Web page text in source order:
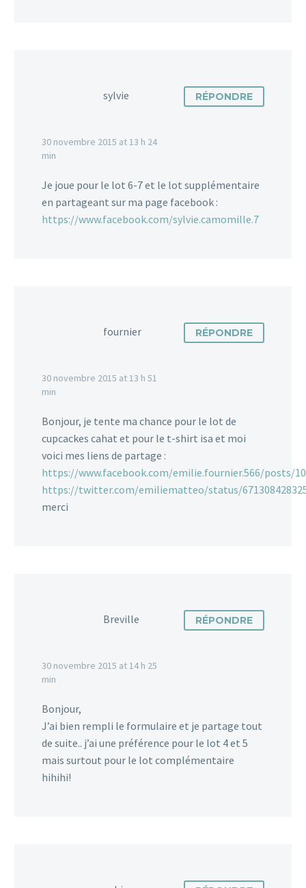
sylvie
30 novembre 2015 at 13 h 24
min
RÉPONDRE
Je joue pour le lot 6-7 et le lot supplémentaire
en partageant sur ma page facebook :
https://www.facebook.com/sylvie.camomille.7
fournier
30 novembre 2015 at 13 h 51
min
RÉPONDRE
Bonjour, je tente ma chance pour le lot de
cupcackes cahat et pour le t-shirt isa et moi
voici mes liens de partage :
https://www.facebook.com/emilie.fournier.566/posts/
https://twitter.com/emiliematteo/status/
merci
Breville
30 novembre 2015 at 14 h 25
min
RÉPONDRE
Bonjour,
J’ai bien rempli le formulaire et je partage tout
de suite.. j’ai une préférence pour le lot 4 et 5
mais surtout pour le lot complémentaire
hihihi!